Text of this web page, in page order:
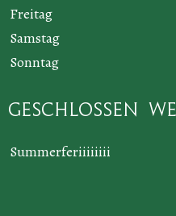
Freitag
Samstag
Sonntag
Geschlossen
Summerferiiiiiiii